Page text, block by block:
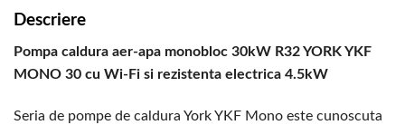
Descriere
Pompa caldura aer-apa monobloc 30kW R32 YORK YKF
MONO 30 cu Wi-Fi si rezistenta electrica 4.5kW
Seria de pompe de caldura York YKF Mono este cunoscuta